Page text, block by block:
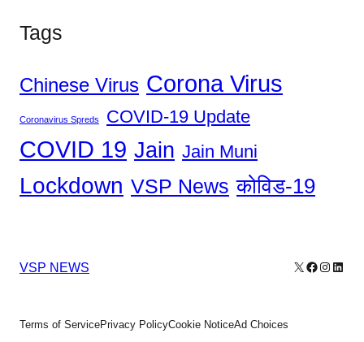
Tags
Chinese Virus Corona Virus
Coronavirus Spreds COVID-19 Update
COVID 19 Jain Jain Muni
Lockdown VSP News कोविड-19
VSP NEWS X Facebook
Terms of ServicePrivacy PolicyCookie NoticeAd Choices